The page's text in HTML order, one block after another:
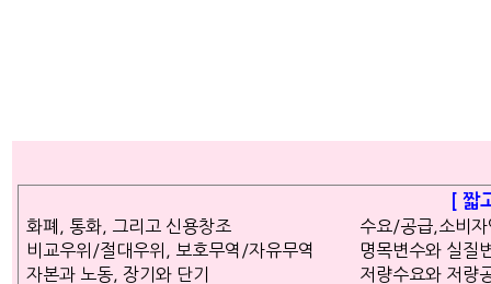
ⓘ
[ 짧
화폐, 통화, 그리고 신용창조
수요/공급,소비
비교우위/절대우위, 보호무역/자유무역
명목변수와 실질
자본과 노동, 장기와 단기
저량수요와 저량